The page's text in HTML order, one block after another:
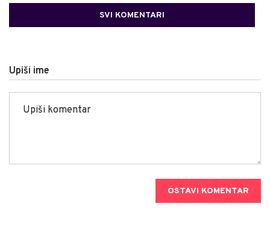
SVI KOMENTARI
Upiši ime
OSTAVI KOMENTAR